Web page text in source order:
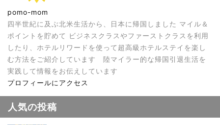
pomo-mom
四半世紀に及ぶ北米生活から、日本に帰国しました マイル＆
ポイントを貯めて ビジネスクラスやファーストクラスを利用
したり、ホテルリワードを使って超高級ホテルステイを楽し
む方法をご紹介しています 陸マイラー的な帰国引退生活を
実践して情報をお伝えしています
プロフィールにアクセス
人気の投稿